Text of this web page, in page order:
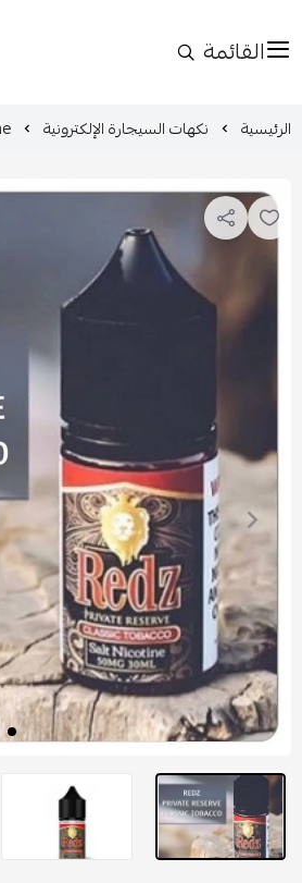
القائمة
الرئيسية نكهات السيجارة الإلكترونية